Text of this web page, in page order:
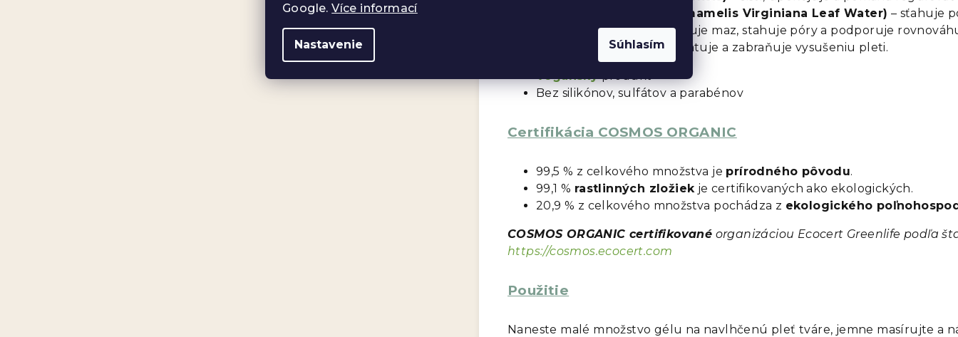
Google.Více informací
Nastavenie Súhlasím
virgínsky (Hamamelis Virginiana Leaf Water) – sťahuje
Zinok (Zinc PCA)– reguluje maz, stahuje póry a podporuje
Prírodný glycerín– hydratuje a zabraňuje vysušeniu pleti.
Bez silikónov, sulfátov a parabénov
Certifikácia COSMOS ORGANIC
99,5 % z celkového množstva je prírodného pôvodu.
99,1 % rastlinných zložiek je certifikovaných ako ekologických.
20,9 % z celkového množstva pochádza z ekologického
COSMOS ORGANIC certifikované organizáciou Ecocert Greenlife podľa
https://cosmos.ecocert.com
Použitie
Naneste malé množstvo gélu na navlhčenú pleť tváre, jemne masírujte a